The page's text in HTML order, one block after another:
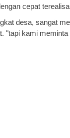
cepat
desa, sangat
"tapi kami